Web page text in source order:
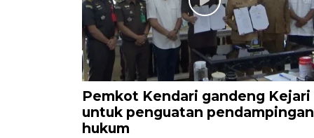
Pemkot Kendari gandeng Kejari
untuk penguatan pendampingan
hukum